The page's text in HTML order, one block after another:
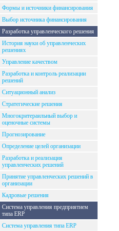
Формы и источники финансирования
Выбор источника финансирования
Разработка управленческого решения
История науки об управленческих
решениях
Управление качеством
Разработка и контроль реализации
решений
Ситуационный анализ
Стратегические решения
Многокритераильный выбор и
оценочные системы
Прогнозирование
Определение целей организации
Разработка и реализация
управленческих решений
Принятие управленческих решений в
организации
Кадровые решения
Система управления предприятием
типа ERP
Система управления типа ERP